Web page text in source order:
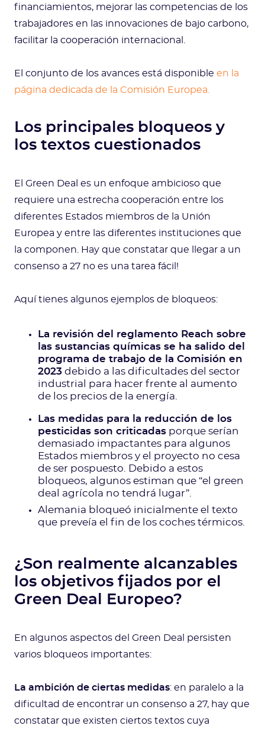
financiamientos, mejorar las competencias de los
trabajadores en las innovaciones de bajo carbono,
facilitar la cooperación internacional.
El conjunto de los avances está disponible en la
página dedicada de la Comisión Europea.
Los principales bloqueos y
los textos cuestionados
El Green Deal es un enfoque ambicioso que
requiere una estrecha cooperación entre los
diferentes Estados miembros de la Unión
Europea y entre las diferentes instituciones que
la componen. Hay que constatar que llegar a un
consenso a 27 no es una tarea fácil!
Aquí tienes algunos ejemplos de bloqueos:
La revisión del reglamento Reach sobre
las sustancias químicas se ha salido del
programa de trabajo de la Comisión en
2023 debido a las dificultades del sector
industrial para hacer frente al aumento
de los precios de la energía.
Las medidas para la reducción de los
pesticidas son criticadas porque serían
demasiado impactantes para algunos
Estados miembros y el proyecto no cesa
de ser pospuesto. Debido a estos
bloqueos, algunos estiman que “el green
deal agrícola no tendrá lugar”.
Alemania bloqueó inicialmente el texto
que preveía el fin de los coches térmicos.
¿Son realmente alcanzables
los objetivos fijados por el
Green Deal Europeo?
En algunos aspectos del Green Deal persisten
varios bloqueos importantes:
La ambición de ciertas medidas: en paralelo a la
dificultad de encontrar un consenso a 27, hay que
constatar que existen ciertos textos cuya